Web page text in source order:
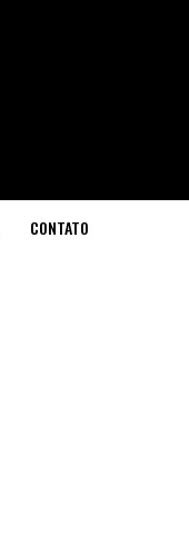
CONTATO